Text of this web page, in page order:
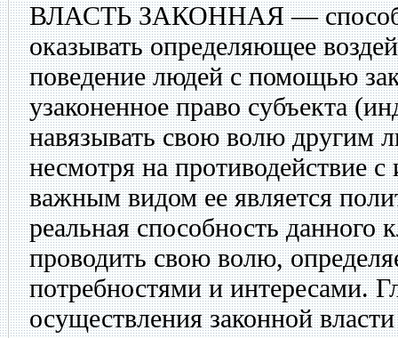
ВЛАСТЬ ЗАКОННАЯ—
оказывать определяющее
поведение людей с помощью
узаконенное право субъекта
навязывать свою волю другим
несмотря на противодействие
важным видом ее является
реальная способность данного
проводить свою волю,
потребностями и интересами.
осуществления законной